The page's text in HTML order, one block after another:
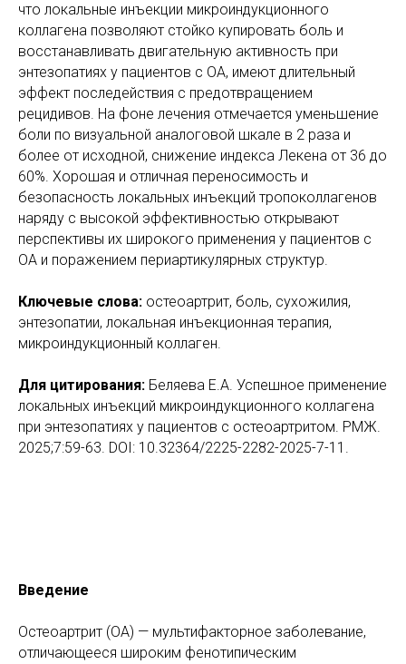
что локальные инъекции микроиндукционного
коллагена позволяют стойко купировать боль и
восстанавливать двигательную активность при
энтезопатиях у пациентов с ОА, имеют длительный
эффект последействия с предотвращением
рецидивов. На фоне лечения отмечается уменьшение
боли по визуальной аналоговой шкале в 2 раза и
более от исходной, снижение индекса Лекена от 36 до
60%. Хорошая и отличная переносимость и
безопасность локальных инъекций тропоколлагенов
наряду с высокой эффективностью открывают
перспективы их широкого применения у пациентов с
ОА и поражением периартикулярных структур.
Ключевые слова: остеоартрит, боль, сухожилия,
энтезопатии, локальная инъекционная терапия,
микроиндукционный коллаген.
Для цитирования: Беляева Е.А. Успешное применение
локальных инъекций микроиндукционного коллагена
при энтезопатиях у пациентов с остеоартритом. РМЖ.
2025;7:59-63. DOI: 10.32364/2225-2282-2025-7-11.
Введение
Остеоартрит (ОА) — мультифакторное заболевание,
отличающееся широким фенотипическим